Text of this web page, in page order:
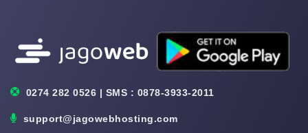
0274 282 0526 | SMS : 0878-3933-2011
support@jagowebhosting.com